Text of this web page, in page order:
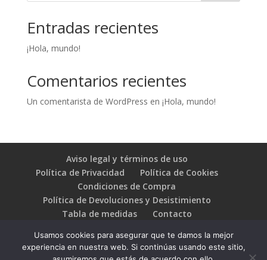
Entradas recientes
¡Hola, mundo!
Comentarios recientes
Un comentarista de WordPress en ¡Hola, mundo!
Aviso legal y términos de uso
Política de Privacidad
Política de Cookies
Condiciones de Compra
Política de Devoluciones y Desistimiento
Tabla de medidas
Contacto
Usamos cookies para asegurar que te damos la mejor
experiencia en nuestra web. Si continúas usando este sitio,